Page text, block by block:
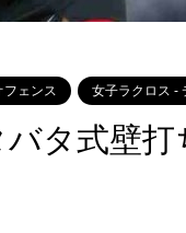
フェンス 女子ラクロス -
バタ式壁